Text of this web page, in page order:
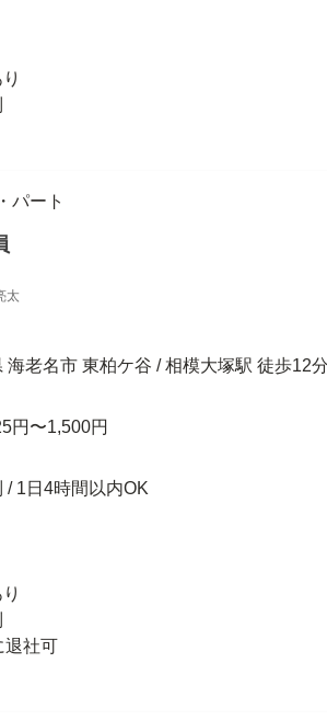
パート
太
海老名市 東柏ケ谷 / 相模大塚駅 徒歩12
円〜1,500円
/ 1日4時間以内OK
退社可